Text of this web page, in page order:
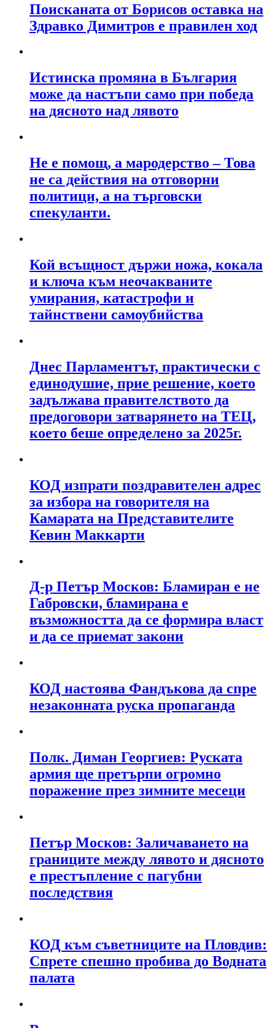
Поисканата от Борисов оставка на
Здравко Димитров е правилен ход
Истинска промяна в България
може да настъпи само при победа
на дясното над лявото
Не е помощ, а мародерство – Това
не са действия на отговорни
политици, а на търговски
спекуланти.
Кой всъщност държи ножа, кокала
и ключа към неочакваните
умирания, катастрофи и
тайнствени самоубийства
Днес Парламентът, практически с
единодушие, прие решение, което
задължава правителството да
предоговори затварянето на ТЕЦ,
което беше определено за 2025г.
КОД изпрати поздравителен адрес
за избора на говорителя на
Камарата на Представителите
Кевин Маккарти
Д-р Петър Москов: Бламиран е не
Габровски, бламирана е
възможността да се формира власт
и да се приемат закони
КОД настоява Фандъкова да спре
незаконната руска пропаганда
Полк. Диман Георгиев: Руската
армия ще претърпи огромно
поражение през зимните месеци
Петър Москов: Заличаването на
границите между лявото и дясното
е престъпление с пагубни
последствия
КОД към съветниците на Пловдив:
Спрете спешно пробива до Водната
палата